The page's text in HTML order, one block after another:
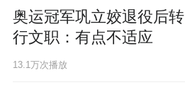
奥运冠军巩立姣退役后转
行文职：有点不适应
13.1万次播放